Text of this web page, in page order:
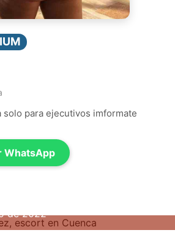
solo para ejecutivos imformate
WhatsApp
de 2022